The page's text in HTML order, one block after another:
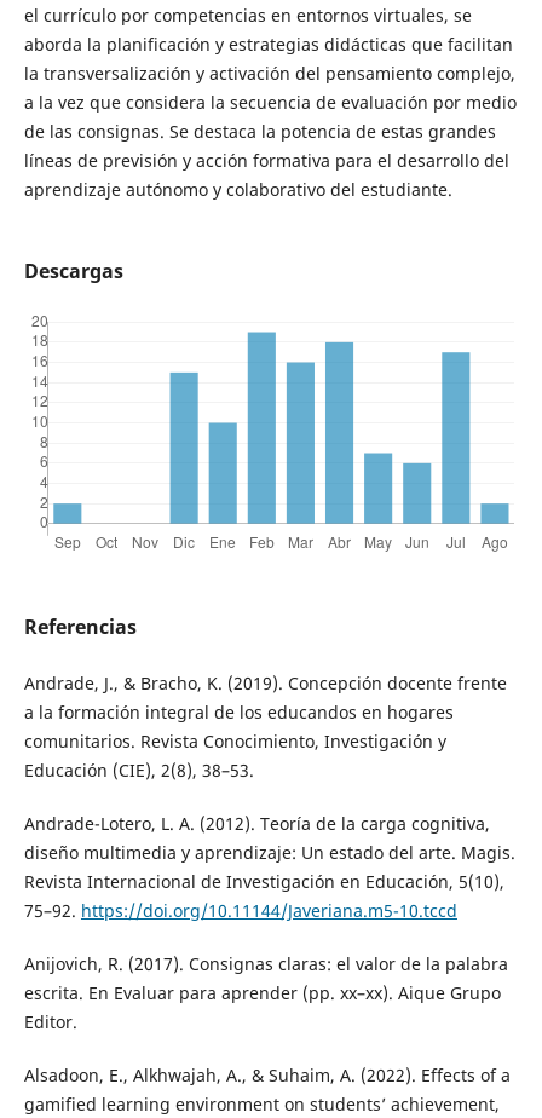
el currículo por competencias en entornos virtuales, se
aborda la planificación y estrategias didácticas que facilitan
la transversalización y activación del pensamiento complejo,
a la vez que considera la secuencia de evaluación por medio
de las consignas. Se destaca la potencia de estas grandes
líneas de previsión y acción formativa para el desarrollo del
aprendizaje autónomo y colaborativo del estudiante.
Descargas
Referencias
Andrade, J., & Bracho, K. (2019). Concepción docente frente
a la formación integral de los educandos en hogares
comunitarios. Revista Conocimiento, Investigación y
Educación (CIE), 2(8), 38–53.
Andrade-Lotero, L. A. (2012). Teoría de la carga cognitiva,
diseño multimedia y aprendizaje: Un estado del arte. Magis.
Revista Internacional de Investigación en Educación, 5(10),
75–92. https://doi.org/10.11144/Javeriana.m5-10.tccd
Anijovich, R. (2017). Consignas claras: el valor de la palabra
escrita. En Evaluar para aprender (pp. xx–xx). Aique Grupo
Editor.
Alsadoon, E., Alkhwajah, A., & Suhaim, A. (2022). Effects of a
gamified learning environment on students’ achievement,